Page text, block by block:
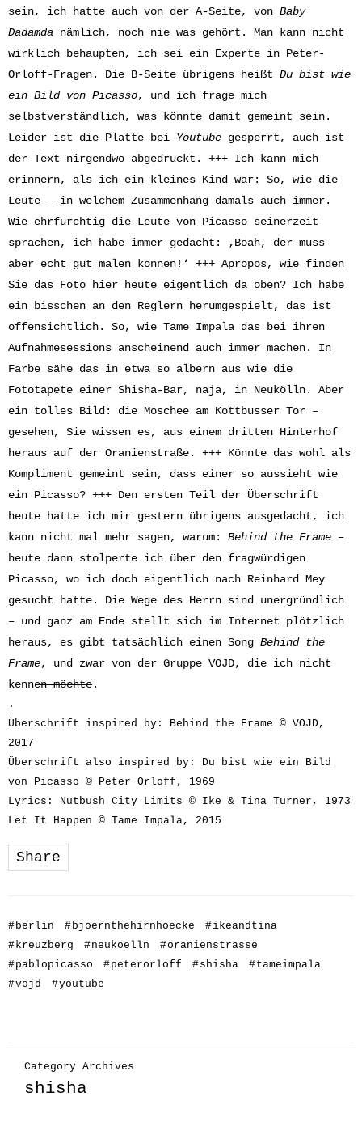
sein, ich hatte auch von der A-Seite, von Baby
Dadamda nämlich, noch nie was gehört. Man kann nicht
wirklich behaupten, ich sei ein Experte in Peter-
Orloff-Fragen. Die B-Seite übrigens heißt Du bist wie
ein Bild von Picasso, und ich frage mich
selbstverständlich, was könnte damit gemeint sein.
Leider ist die Platte bei Youtube gesperrt, auch ist
der Text nirgendwo abgedruckt. +++ Ich kann mich
erinnern, als ich ein kleines Kind war: So, wie die
Leute – in welchem Zusammenhang damals auch immer.
Wie ehrfürchtig die Leute von Picasso seinerzeit
sprachen, ich habe immer gedacht: ‚Boah, der muss
aber echt gut malen können!‘ +++ Apropos, wie finden
Sie das Foto hier heute eigentlich da oben? Ich habe
ein bisschen an den Reglern herumgespielt, das ist
offensichtlich. So, wie Tame Impala das bei ihren
Aufnahmesessions anscheinend auch immer machen. In
Farbe sähe das in etwa so albern aus wie die
Fototapete einer Shisha-Bar, naja, in Neukölln. Aber
ein tolles Bild: die Moschee am Kottbusser Tor –
gesehen, Sie wissen es, aus einem dritten Hinterhof
heraus auf der Oranienstraße. +++ Könnte das wohl als
Kompliment gemeint sein, dass einer so aussieht wie
ein Picasso? +++ Den ersten Teil der Überschrift
heute hatte ich mir gestern übrigens ausgedacht, ich
kann nicht mal mehr sagen, warum: Behind the Frame –
heute dann stolperte ich über den fragwürdigen
Picasso, wo ich doch eigentlich nach Reinhard Mey
gesucht hatte. Die Wege des Herrn sind unergründlich
– und ganz am Ende stellt sich im Internet plötzlich
heraus, es gibt tatsächlich einen Song Behind the
Frame, und zwar von der Gruppe VOJD, die ich nicht
kennen möchte.
.
Überschrift inspired by: Behind the Frame © VOJD,
2017
Überschrift also inspired by: Du bist wie ein Bild
von Picasso © Peter Orloff, 1969
Lyrics: Nutbush City Limits © Ike & Tina Turner, 1973
Let It Happen © Tame Impala, 2015
Share
# berlin # bjoernthehirnhoecke #ikeandtina
# kreuzberg #neukoelln #oranienstrasse
#pablopicasso #peterorloff #shisha #tameimpala
#vojd #youtube
Category Archives
shisha